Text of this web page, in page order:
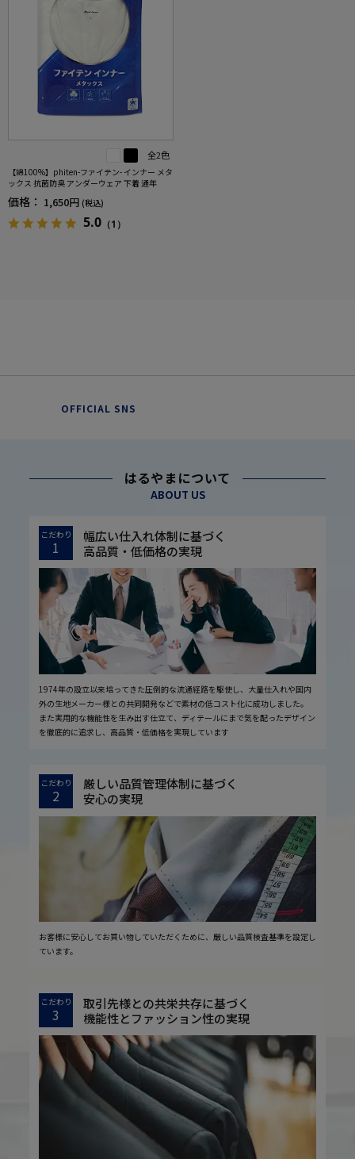
全2色
【綿100%】phiten-ファイテン- インナー メタ
ックス 抗菌防臭 アンダーウェア 下着 通年
価格： 1,650円 (税込)
5.0 （1）
OFFICIAL SNS
はるやまについて
ABOUT US
こだわり
1
幅広い仕入れ体制に基づく
高品質・低価格の実現
1974年の設立以来培ってきた圧倒的な流通経路を駆使し、大量仕入れや国内
外の生地メーカー様との共同開発などで素材の低コスト化に成功しました。
また実用的な機能性を生み出す仕立て、ディテールにまで気を配ったデザイン
を徹底的に追求し、高品質・低価格を実現しています
こだわり
2
厳しい品質管理体制に基づく
安心の実現
お客様に安心してお買い物していただくために、厳しい品質検査基準を設定し
ています。
こだわり
3
取引先様との共栄共存に基づく
機能性とファッション性の実現